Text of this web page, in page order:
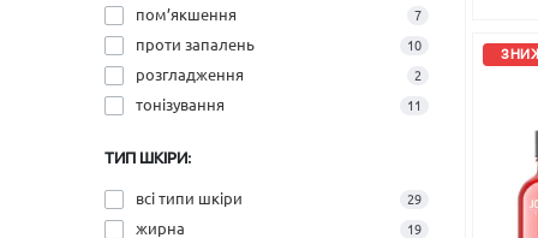
пом’якшення 7
проти запалень 10
розгладження 2
тонізування 11
ТИП ШКІРИ:
всі типи шкіри 29
жирна 19